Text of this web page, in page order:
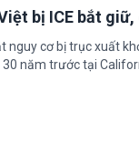
bị ICE bắt
cơ bị trục xuất
năm trước tại